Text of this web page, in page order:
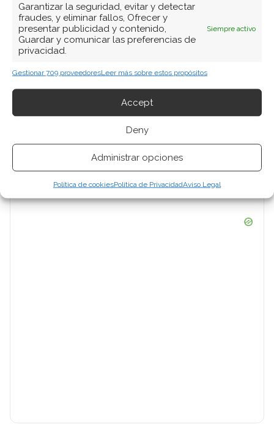
Garantizar la seguridad, evitar y detectar
fraudes, y eliminar fallos, Ofrecer y
presentar publicidad y contenido,
Guardar y comunicar las preferencias de
privacidad.
Siempre activo
Gestionar 709 proveedoresLeer más sobre estos propósitos
Accept
Deny
Administrar opciones
Política de cookiesPolítica de PrivacidadAviso Legal